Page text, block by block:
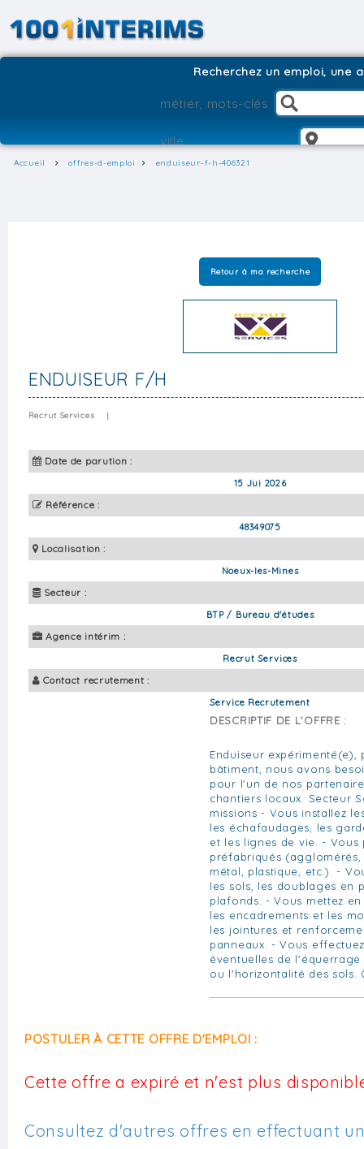
Recherchez un emploi, une
Accueil offres-d-emploi enduiseur-f-h-406321
Retour à ma recherche
ENDUISEUR F/H
Recrut Services |
Date de parution :
15 Jui 2026
Référence :
48349075
Localisation :
Noeux-les-Mines
Secteur :
BTP / Bureau d'études
Agence intérim :
Recrut Services
Contact recrutement :
Service Recrutement
DESCRIPTIF DE L'OFFRE :
Enduiseur
bâtiment, nous avons
pour l'un de nos
chantiers locaux. Secteur
missions - Vous installez
les échafaudages, les
et les lignes de vie. - Vous
préfabriqués
métal, plastique, etc.). -
les sols, les doublages en
plafonds. - Vous mettez
les encadrements et les
les jointures et
panneaux. - Vous
éventuelles de
ou l'horizontalité des sols.
POSTULER À CETTE OFFRE D'EMPLOI :
Cette offre a expiré et n'est plus
Consultez d'autres offres en effectuant